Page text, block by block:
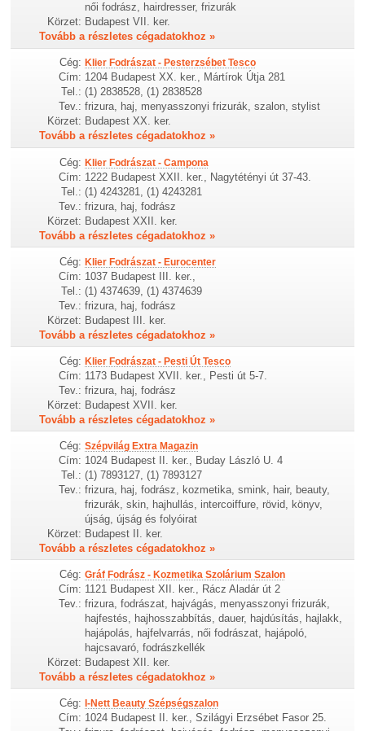
női fodrász, hairdresser, frizurák
Körzet: Budapest VII. ker.
Tovább a részletes cégadatokhoz »
Cég: Klier Fodrászat - Pesterzsébet Tesco
Cím: 1204 Budapest XX. ker., Mártírok Útja 281
Tel.: (1) 2838528, (1) 2838528
Tev.: frizura, haj, menyasszonyi frizurák, szalon, stylist
Körzet: Budapest XX. ker.
Tovább a részletes cégadatokhoz »
Cég: Klier Fodrászat - Campona
Cím: 1222 Budapest XXII. ker., Nagytétényi út 37-43.
Tel.: (1) 4243281, (1) 4243281
Tev.: frizura, haj, fodrász
Körzet: Budapest XXII. ker.
Tovább a részletes cégadatokhoz »
Cég: Klier Fodrászat - Eurocenter
Cím: 1037 Budapest III. ker.,
Tel.: (1) 4374639, (1) 4374639
Tev.: frizura, haj, fodrász
Körzet: Budapest III. ker.
Tovább a részletes cégadatokhoz »
Cég: Klier Fodrászat - Pesti Út Tesco
Cím: 1173 Budapest XVII. ker., Pesti út 5-7.
Tev.: frizura, haj, fodrász
Körzet: Budapest XVII. ker.
Tovább a részletes cégadatokhoz »
Cég: Szépvilág Extra Magazin
Cím: 1024 Budapest II. ker., Buday László U. 4
Tel.: (1) 7893127, (1) 7893127
Tev.: frizura, haj, fodrász, kozmetika, smink, hair, beauty,
frizurák, skin, hajhullás, intercoiffure, rövid, könyv,
újság, újság és folyóirat
Körzet: Budapest II. ker.
Tovább a részletes cégadatokhoz »
Cég: Gráf Fodrász - Kozmetika Szolárium Szalon
Cím: 1121 Budapest XII. ker., Rácz Aladár út 2
Tev.: frizura, fodrászat, hajvágás, menyasszonyi frizurák,
hajfestés, hajhosszabbítás, dauer, hajdúsítás, hajlakk,
hajápolás, hajfelvarrás, női fodrászat, hajápoló,
hajcsavaró, fodrászkellék
Körzet: Budapest XII. ker.
Tovább a részletes cégadatokhoz »
Cég: I-Nett Beauty Szépségszalon
Cím: 1024 Budapest II. ker., Szilágyi Erzsébet Fasor 25.